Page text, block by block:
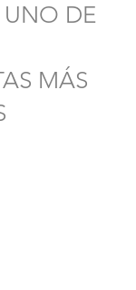
UNO DE
MÁS